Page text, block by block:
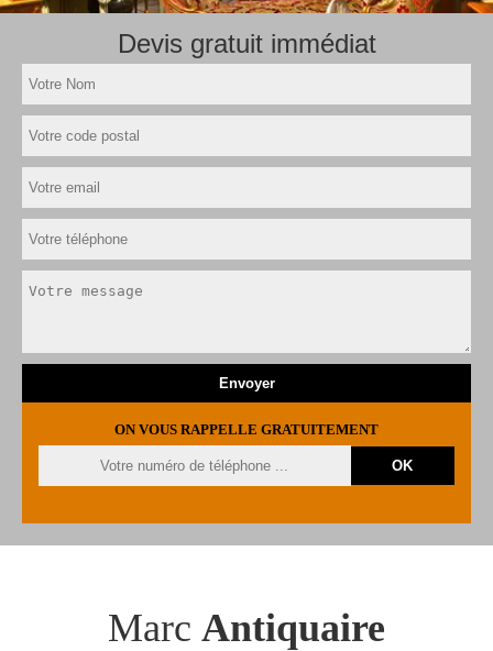
Devis gratuit immédiat
ON VOUS RAPPELLE GRATUITEMENT
Marc Antiquaire